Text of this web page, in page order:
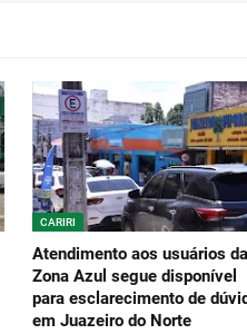
CARIRI
Atendimento aos usuários da
Zona Azul segue disponível
para esclarecimento de
em Juazeiro do Norte